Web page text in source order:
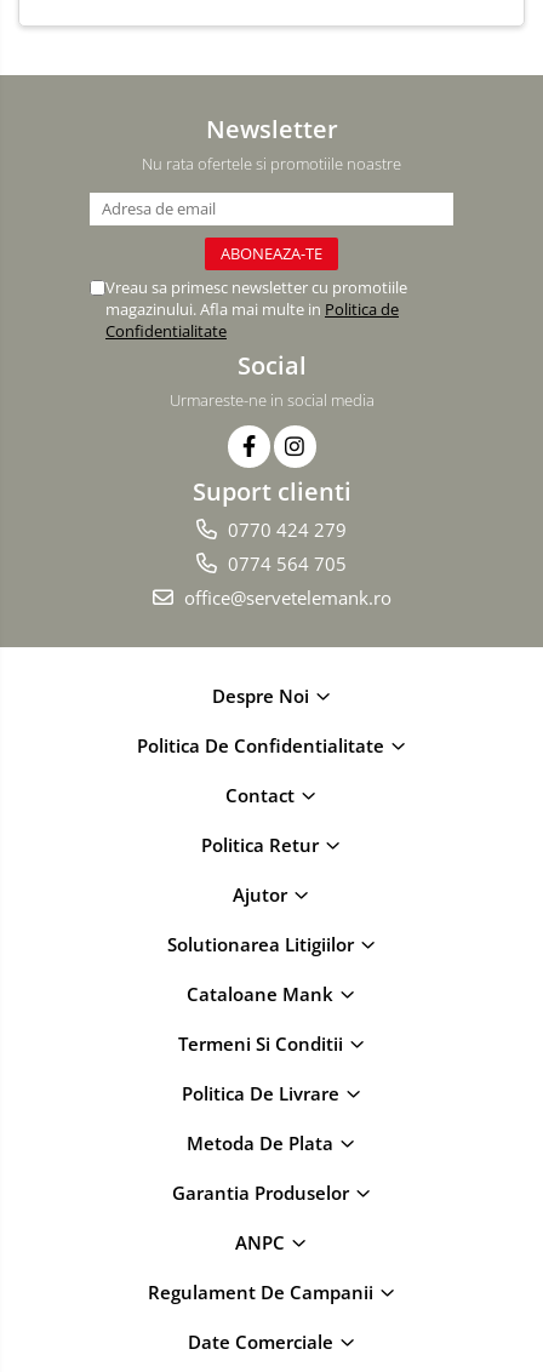
Newsletter
Nu rata ofertele si promotiile noastre
Vreau sa primesc newsletter cu promotiile
magazinului. Afla mai multe in Politica de
Confidentialitate
Social
Urmareste-ne in social media
Suport clienti
0770 424 279
0774 564 705
office@servetelemank.ro
Despre Noi
Politica De Confidentialitate
Contact
Politica Retur
Ajutor
Solutionarea Litigiilor
Cataloane Mank
Termeni Si Conditii
Politica De Livrare
Metoda De Plata
Garantia Produselor
ANPC
Regulament De Campanii
Date Comerciale